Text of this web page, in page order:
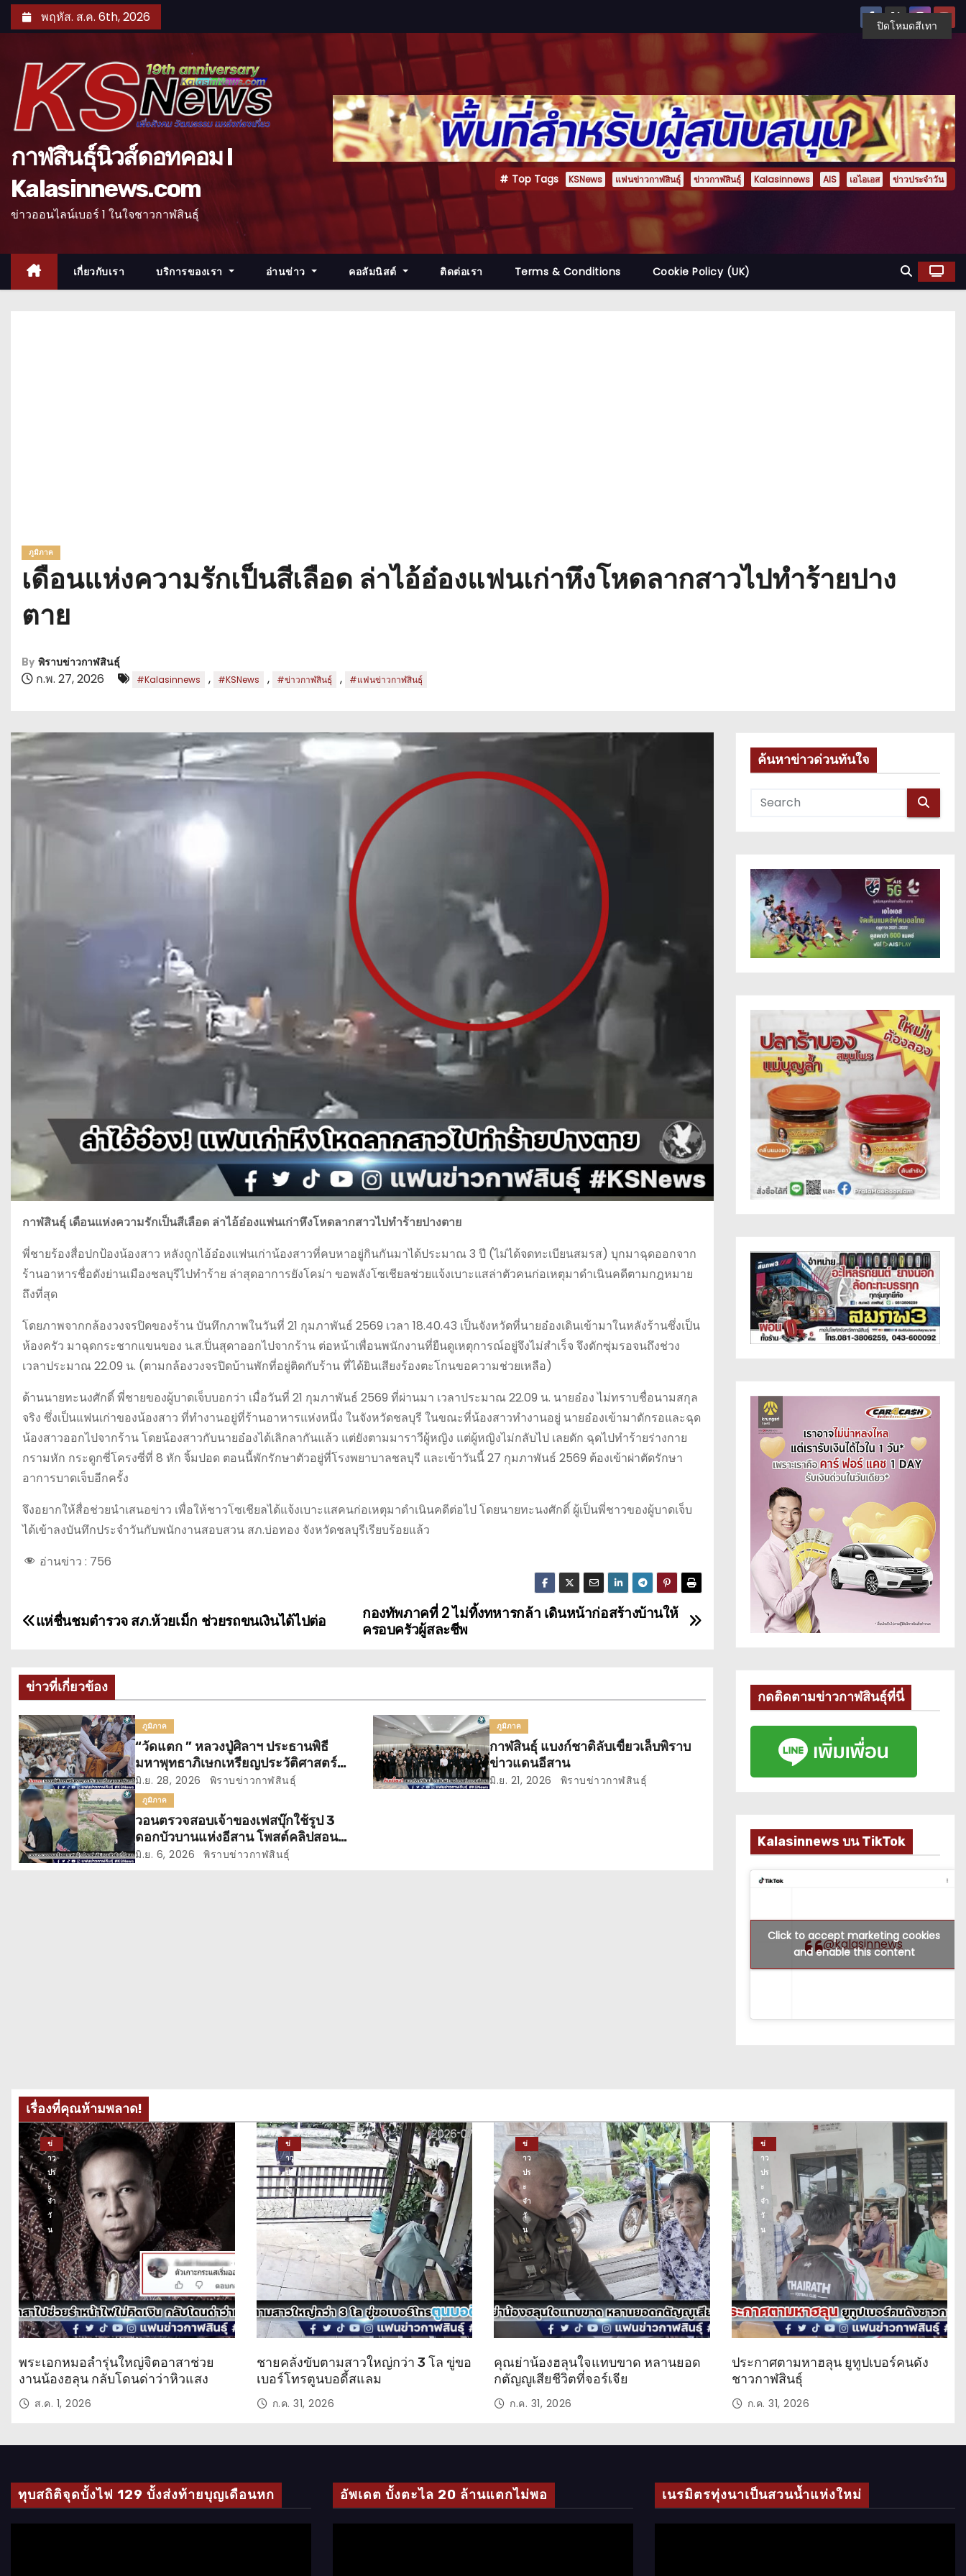
k
t
พฤหัส. ส.ค. 6th, 2026
กาฬสินธุ์นิวส์ดอทคอม l
Kalasinnews.com
ข่าวออนไลน์เบอร์ 1 ในใจชาวกาฬสินธุ์
Top Tags KSNews แฟนข่าวกาฬสินธุ์ ข่าวกาฬสินธุ์ Kalasinnews AIS เอไอเอส ข่าวประจำวัน
เกี่ยวกับเรา บริการของเรา อ่านข่าว คอลัมนิสต์ ติดต่อเรา Terms & Conditions Cookie Policy (UK)
ภูมิภาค
เดือนแห่งความรักเป็นสีเลือด ล่าไอ้อ๋องแฟนเก่าหึงโหดลากสาวไปทำร้ายปาง
ตาย
By พิราบข่าวกาฬสินธุ์
ก.พ. 27, 2026 #Kalasinnews , #KSNews , #ข่าวกาฬสินธุ์ , #แฟนข่าวกาฬสินธุ์
กาฬสินธุ์ เดือนแห่งความรักเป็นสีเลือด ล่าไอ้อ๋องแฟนเก่าหึงโหดลากสาวไปทำร้ายปางตาย
พี่ชายร้องสื่อปกป้องน้องสาว หลังถูกไอ้อ๋องแฟนเก่าน้องสาวที่คบหาอยู่กินกันมาได้ประมาณ 3 ปี (ไม่ได้จดทะเบียนสมรส) บุกมาฉุดออกจาก
ร้านอาหารชื่อดังย่านเมืองชลบุรีไปทำร้าย ล่าสุดอาการยังโคม่า ขอพลังโซเชียลช่วยแจ้งเบาะแสล่าตัวคนก่อเหตุมาดำเนินคดีตามกฎหมาย
ถึงที่สุด
โดยภาพจากกล้องวงจรปิดของร้าน บันทึกภาพในวันที่ 21 กุมภาพันธ์ 2569 เวลา 18.40.43 เป็นจังหวัดที่นายอ๋องเดินเข้ามาในหลังร้านซึ่งเป็น
ห้องครัว มาฉุดกระชากแขนของ น.ส.ปิ่นสุดาออกไปจากร้าน ต่อหน้าเพื่อนพนักงานที่ยืนดูเหตุการณ์อยู่จึงไม่สำเร็จ จึงดักซุ่มรอจนถึงช่วง
เวลาประมาณ 22.09 น. (ตามกล้องวงจรปิดบ้านพักที่อยู่ติดกับร้าน ที่ได้ยินเสียงร้องตะโกนขอความช่วยเหลือ)
ด้านนายทะนงศักดิ์ พี่ชายของผู้บาดเจ็บบอกว่า เมื่อวันที่ 21 กุมภาพันธ์ 2569 ที่ผ่านมา เวลาประมาณ 22.09 น. นายอ๋อง ไม่ทราบชื่อนามสกุล
จริง ซึ่งเป็นแฟนเก่าของน้องสาว ที่ทำงานอยู่ที่ร้านอาหารแห่งหนึ่ง ในจังหวัดชลบุรี ในขณะที่น้องสาวทำงานอยู่ นายอ๋องเข้ามาดักรอและฉุด
น้องสาวออกไปจากร้าน โดยน้องสาวกับนายอ๋องได้เลิกลากันแล้ว แต่ยังตามมาราวีผู้หญิง แต่ผู้หญิงไม่กลับไป เลยดัก ฉุดไปทำร้ายร่างกาย
กรามหัก กระดูกซี่โครงซี่ที่ 8 หัก จิ้มปอด ตอนนี้พักรักษาตัวอยู่ที่โรงพยาบาลชลบุรี และเข้าวันนี้ 27 กุมภาพันธ์ 2569 ต้องเข้าผ่าตัดรักษา
อาการบาดเจ็บอีกครั้ง
จึงอยากให้สื่อช่วยนำเสนอข่าว เพื่อให้ชาวโซเชียลได้แจ้งเบาะแสคนก่อเหตุมาดำเนินคดีต่อไป โดยนายทะนงศักดิ์ ผู้เป็นพี่ชาวของผู้บาดเจ็บ
ได้เข้าลงบันทึกประจำวันกับพนักงานสอบสวน สภ.บ่อทอง จังหวัดชลบุรีเรียบร้อยแล้ว
อ่านข่าว : 756
แ
ะ
แ
น
ว
เ
รื่
อ
กองทัพภาคที่ 2 ไม่ทิ้งทหารกล้า เดินหน้าก่อสร้างบ้านให้
ครอบครัวผู้สละชีพ
แห่ชื่นชมตำรวจ สภ.ห้วยเม็ก ช่วยรถขนเงินได้ไปต่อ
ข่าวที่เกี่ยวข้อง
ภูมิภาค
“วัดแตก ” หลวงปู่ศิลาฯ ประธานพิธี
มหาพุทธาภิเษกเหรียญประวัติศาสตร์
“จอมสุรินทร์”
มิ.ย. 28, 2026 พิราบข่าวกาฬสินธุ์
ภูมิภาค
กาฬสินธุ์ แบงก์ชาติลับเขี้ยวเล็บพิราบ
ข่าวแดนอีสาน
มิ.ย. 21, 2026 พิราบข่าวกาฬสินธุ์
ภูมิภาค
วอนตรวจสอบเจ้าของเฟสบุ๊กใช้รูป 3
ดอกบัวบานแห่งอีสาน โพสต์คลิปสอน
ยิงปืน
มิ.ย. 6, 2026 พิราบข่าวกาฬสินธุ์
ค้นหาข่าวด่วนทันใจ
กดติดตามข่าวกาฬสินธุ์ที่นี่
Kalasinnews บน TikTok
@kalasinnews
Click to accept marketing cookies
and enable this content
เรื่องที่คุณห้ามพลาด!
ข่
าว
ปร
ะ
จำ
วั
น
พระเอกหมอลำรุ่นใหญ่จิตอาสาช่วย
งานน้องฮลุน กลับโดนด่าว่าหิวแสง
ส.ค. 1, 2026
ข่
าว
ปร
ะ
จำ
วั
ชายคลั่งขับตามสาวใหญ่กว่า 3 โล ขู่ขอ
เบอร์โทรตูนบอดี้สแลม
ก.ค. 31, 2026
ข่
าว
ปร
ะ
จำ
วั
น
คุณย่าน้องฮลุนใจแทบขาด หลานยอด
กตัญญูเสียชีวิตที่จอร์เจีย
ก.ค. 31, 2026
ข่
าว
ปร
ะ
จำ
วั
น
ประกาศตามหาฮลุน ยูทูปเบอร์คนดัง
ชาวกาฬสินธุ์
ก.ค. 31, 2026
ทุบสถิติจุดบั้งไฟ 129 บั้งส่งท้ายบุญเดือนหก อัพเดต บั้งตะไล 20 ล้านแตกไม่พอ เนรมิตรทุ่งนาเป็นสวนน้ำแห่งใหม่
ปิดโหมดสีเทา